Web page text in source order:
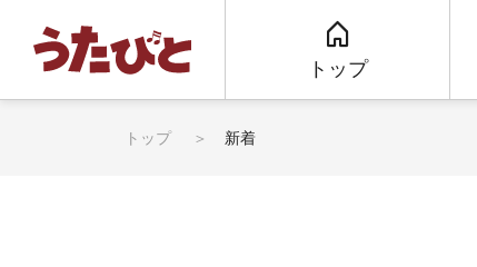
トップ
トップ 新着